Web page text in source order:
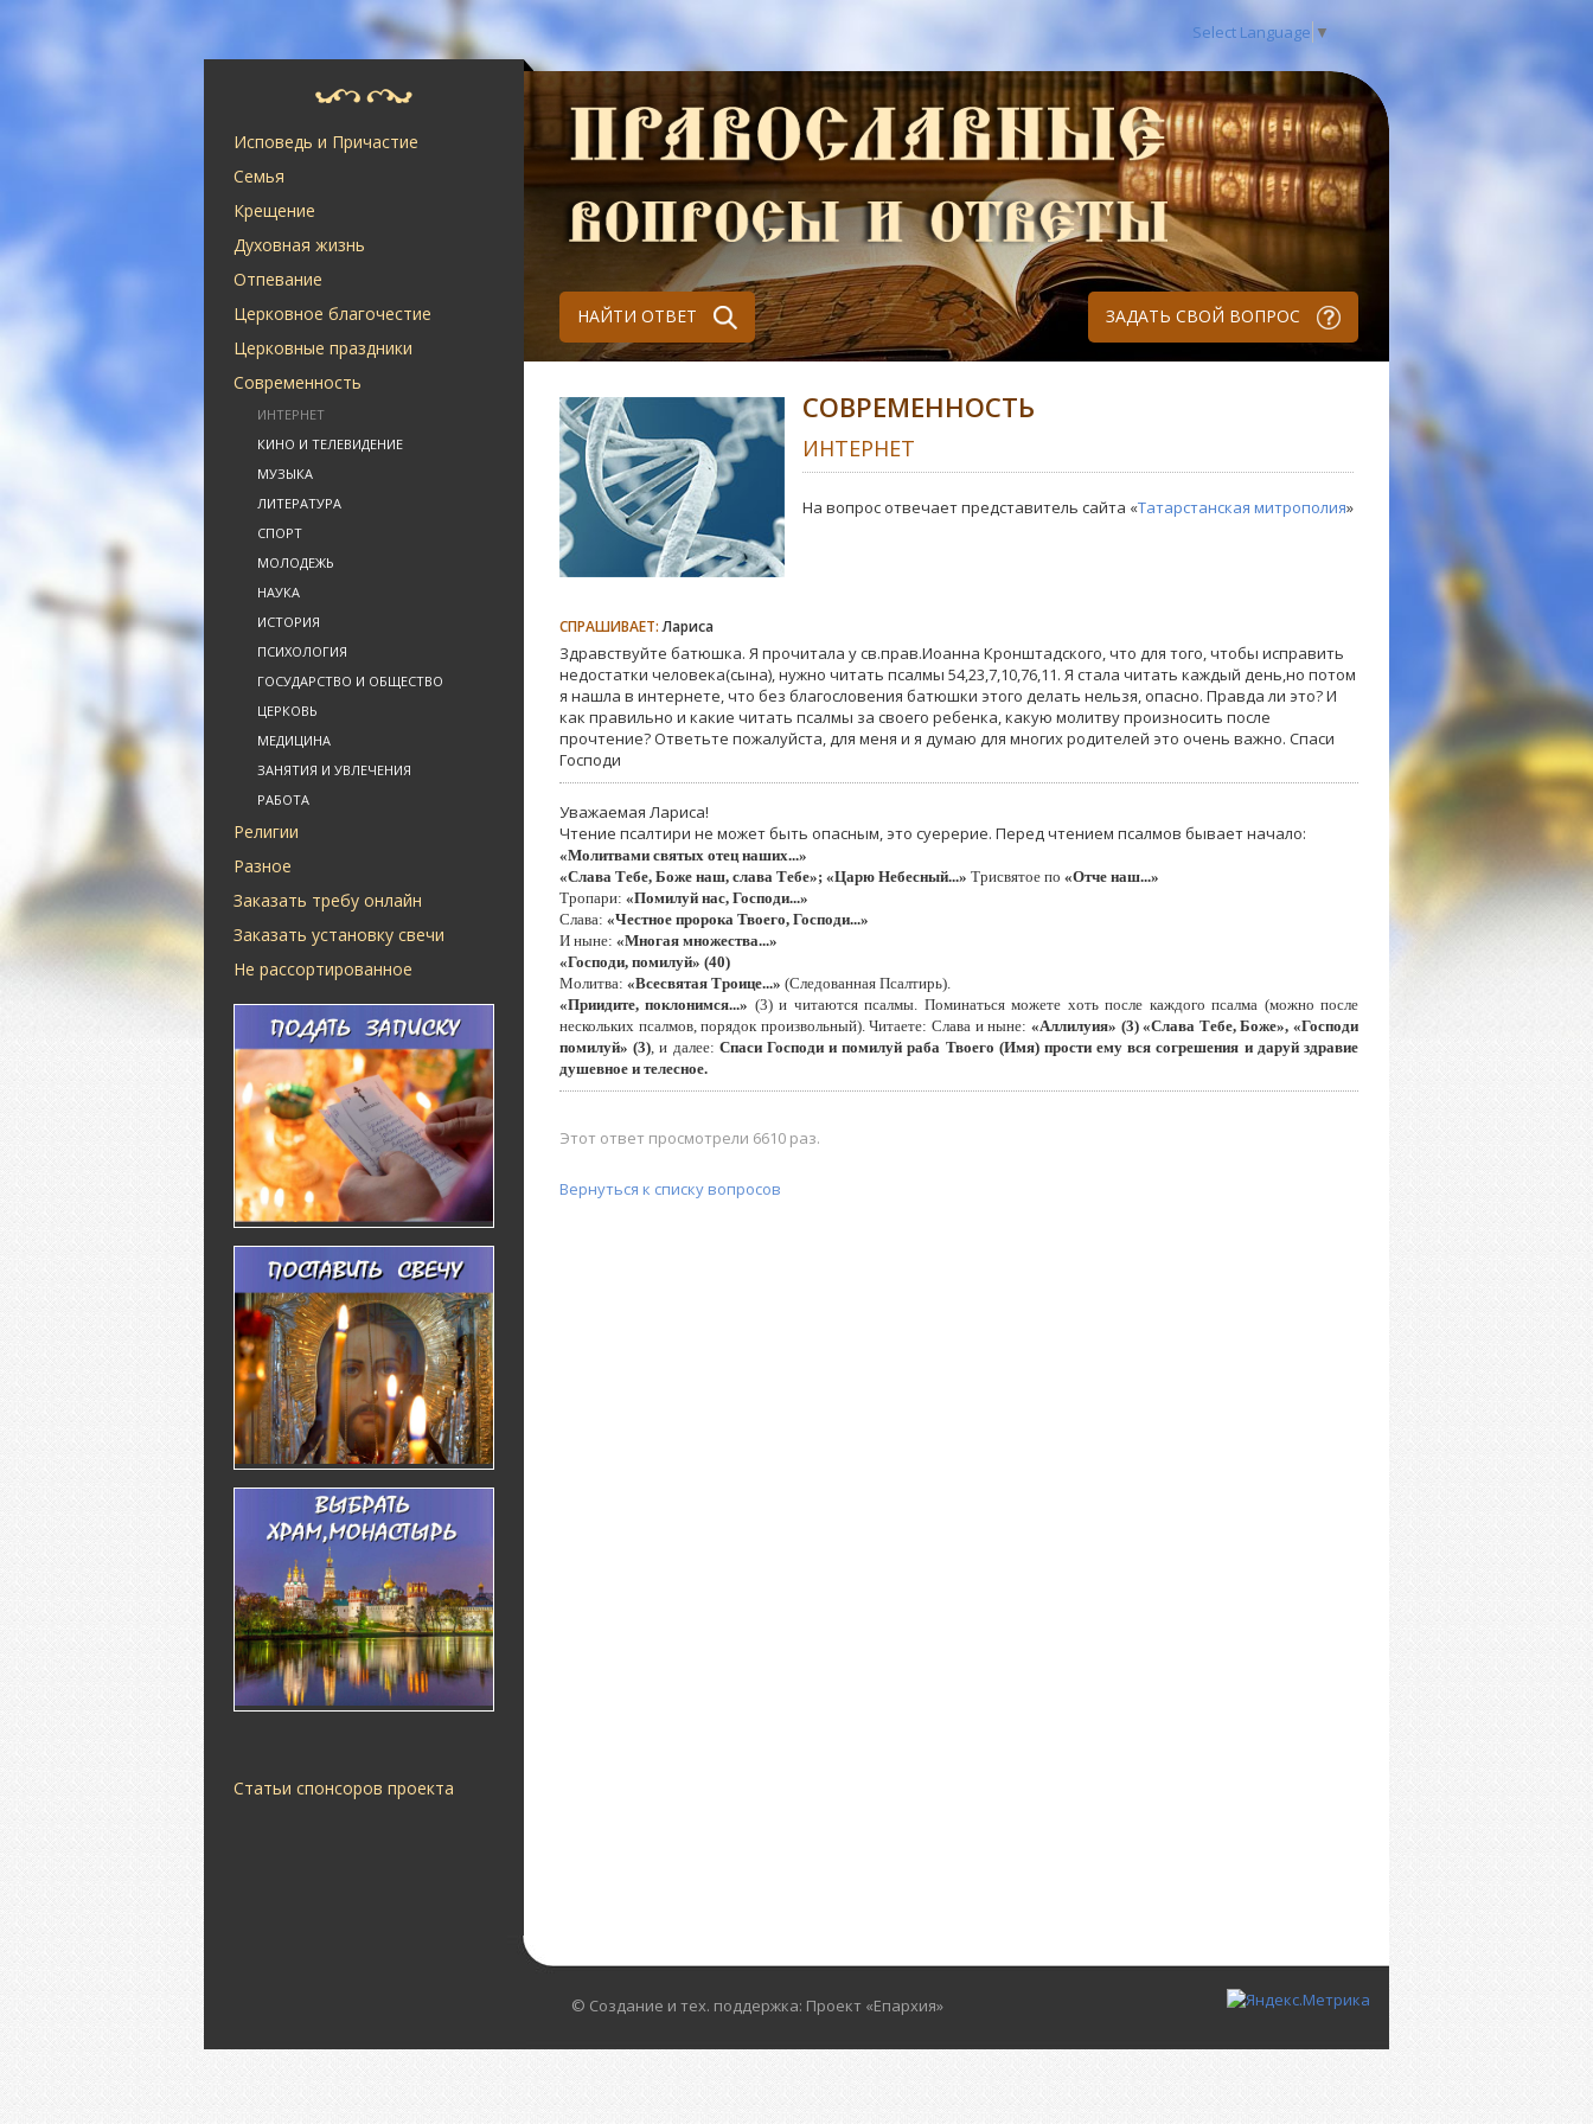
Select Language ▼
Исповедь и Причастие
Семья
Крещение
Духовная жизнь
Отпевание
Церковное благочестие
Церковные праздники
Современность
ИНТЕРНЕТ
КИНО И ТЕЛЕВИДЕНИЕ
МУЗЫКА
ЛИТЕРАТУРА
СПОРТ
МОЛОДЕЖЬ
НАУКА
ИСТОРИЯ
ПСИХОЛОГИЯ
ГОСУДАРСТВО И ОБЩЕСТВО
ЦЕРКОВЬ
МЕДИЦИНА
ЗАНЯТИЯ И УВЛЕЧЕНИЯ
РАБОТА
Религии
Разное
Заказать требу онлайн
Заказать установку свечи
Не рассортированное
Статьи спонсоров проекта
НАЙТИ ОТВЕТ ЗАДАТЬ СВОЙ ВОПРОС
СОВРЕМЕННОСТЬ
ИНТЕРНЕТ
На вопрос отвечает представитель сайта «Татарстанская митрополия»
СПРАШИВАЕТ:Лариса
Здравствуйте батюшка. Я прочитала у св.прав.Иоанна Кронштадского, что для того, чтобы исправить
недостатки человека(сына), нужно читать псалмы 54,23,7,10,76,11. Я стала читать каждый день,но потом
я нашла в интернете, что без благословения батюшки этого делать нельзя, опасно. Правда ли это? И
как правильно и какие читать псалмы за своего ребенка, какую молитву произносить после
прочтение? Ответьте пожалуйста, для меня и я думаю для многих родителей это очень важно. Спаси
Господи
Уважаемая Лариса!
Чтение псалтири не может быть опасным, это суерерие. Перед чтением псалмов бывает начало:
«Молитвами святых отец наших...»
«Слава Тебе, Боже наш, слава Тебе»; «Царю Небесный...» Трисвятое по «Отче наш...»
Тропари: «Помилуй нас, Господи...»
Слава: «Честное пророка Твоего, Господи...»
И ныне: «Многая множества...»
«Господи, помилуй» (40)
Молитва: «Всесвятая Троице...» (Следованная Псалтирь).
«Приидите, поклонимся...» (3) и читаются псалмы. Поминаться можете хоть после каждого псалма (можно после
нескольких псалмов, порядок произвольный). Читаете: Слава и ныне: «Аллилуия» (3) «Слава Тебе, Боже», «Господи
помилуй» (3), и далее: Спаси Господи и помилуй раба Твоего (Имя) прости ему вся согрешения и даруй здравие
душевное и телесное.
Этот ответ просмотрели 6610 раз.
Вернуться к списку вопросов
© Создание и тех. поддержка: Проект «Епархия»